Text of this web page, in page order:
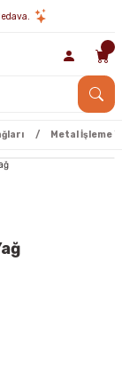
Metal İşleme